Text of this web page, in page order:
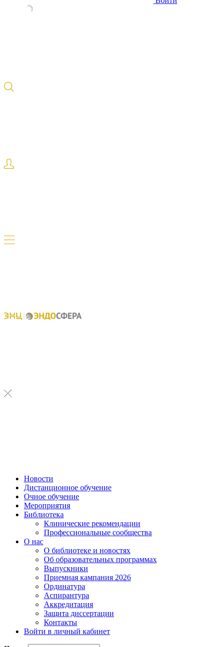
Новости
Дистанционное обучение
Очное обучение
Мероприятия
Библиотека
Клинические рекомендации
Профессиональные сообщества
О нас
О библиотеке и новостях
Об образовательных программах
Выпускники
Приемная кампания 2026
Ординатура
Аспирантура
Аккредитация
Защита диссертации
Контакты
Войти в личный кабинет